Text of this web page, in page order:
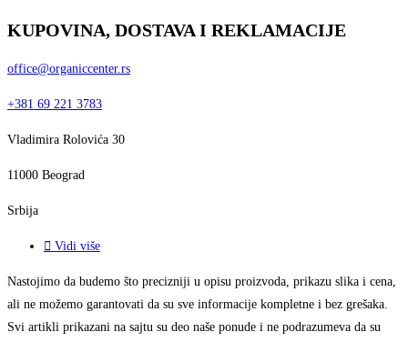
KUPOVINA, DOSTAVA I REKLAMACIJE
office@organiccenter.rs
+381 69 221 3783
Vladimira Rolovića 30
11000 Beograd
Srbija
Vidi više
Nastojimo da budemo što precizniji u opisu proizvoda, prikazu slika i cena,
ali ne možemo garantovati da su sve informacije kompletne i bez grešaka.
Svi artikli prikazani na sajtu su deo naše ponude i ne podrazumeva da su